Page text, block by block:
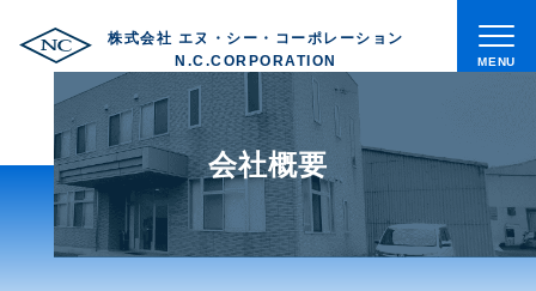
株式会社 エヌ・シー・コーポレーション
N.C.CORPORATION
メ
ニ
ト
プ
会社概要